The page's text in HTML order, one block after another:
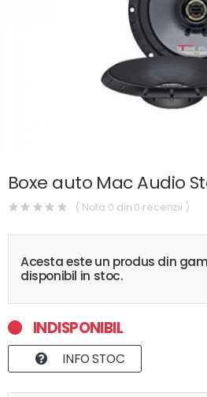
Boxe auto Mac Audio
( Nota 0 din 0 recenzii )
Acesta este un produs din
disponibil in stoc.
INDISPONIBIL
INFO STOC